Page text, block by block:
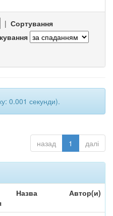
| Сортування
0.001 секунди).
назад 1 далі
Назва Автор(и)